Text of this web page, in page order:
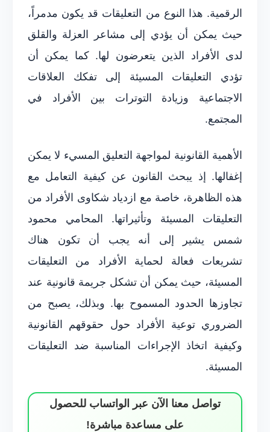
الرقمية. هذا النوع من التعليقات قد يكون مدمراً،
حيث يمكن أن يؤدي إلى مشاعر العزلة والقلق
لدى الأفراد الذين يتعرضون لها. كما يمكن أن
تؤدي التعليقات المسيئة إلى تفكك العلاقات
الاجتماعية وزيادة التوترات بين الأفراد في
المجتمع.
الأهمية القانونية لمواجهة التعليق المسيء لا يمكن
إغفالها. إذ يبحث القانون عن كيفية التعامل مع
هذه الظاهرة، خاصة مع ازدياد شكاوى الأفراد من
التعليقات المسيئة وتأثيراتها. المحامي محمود
شمس يشير إلى أنه يجب أن تكون هناك
تشريعات فعالة لحماية الأفراد من التعليقات
المسيئة، حيث يمكن أن تشكل جريمة قانونية عند
تجاوزها الحدود المسموح بها. وبذلك، يصبح من
الضروري توعية الأفراد حول حقوقهم القانونية
وكيفية اتخاذ الإجراءات المناسبة ضد التعليقات
المسيئة.
تواصل معنا الآن عبر الواتساب للحصول
على مساعدة مباشرة!